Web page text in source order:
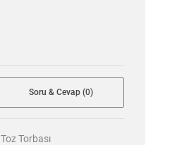
Soru & Cevap (0)
Toz Torbası